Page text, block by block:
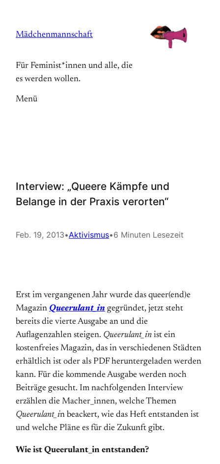
springen
Mädchenmannschaft
Für Feminist*innen und alle, die
es werden wollen.
Menü
Interview: „Queere Kämpfe und
Belange in der Praxis verorten“
Feb. 19, 2013•Aktivismus•6 Minuten Lesezeit
Erst im vergangenen Jahr wurde das queer(end)e
Magazin Queerulant_in gegründet, jetzt steht
bereits die vierte Ausgabe an und die
Auflagenzahlen steigen. Queerulant_in ist ein
kostenfreies Magazin, das in verschiedenen Städten
erhältlich ist oder als PDF heruntergeladen werden
kann. Für die kommende Ausgabe werden noch
Beiträge gesucht. Im nachfolgenden Interview
erzählen die Macher_innen, welche Themen
Queerulant_in beackert, wie das Heft entstanden ist
und welche Pläne es für die Zukunft gibt.
Wie ist Queerulant_in entstanden?